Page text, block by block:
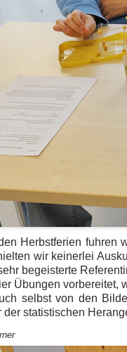
Herbstferien fuhren
wir keinerlei
begeisterte
Übungen vorbereitet,
selbst von den
der statistischen